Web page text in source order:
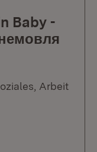
Baby -
Arbeit